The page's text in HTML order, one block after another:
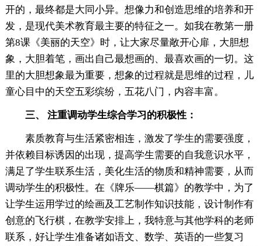
开的，最终都是大同小异。想像力和创造思维的培养和开
发，是现代美术教育最主要的特征之一。如我在教第一册
第8课《美丽的天空》时，让大家尽量敞开心扉，大胆想
象，大胆着笔，画出自己最想画的、最喜欢画的一切。这
里的大胆想象最为重要，想象的过程就是思维的过程，儿
童心目中的天空五彩缤纷，五花八门，内容丰富。
三、 注重调动学生综合学习的积极性：
素质教育与生活紧密相连，激发了学生的需要强度，
并依赖目标诱因的出现，提高学生需要的自我意识水平，
满足了学生联系生活，美化生活的物质和精神需要，从而
调动学生的积极性。在《牌乐——棋篇》的教学中，为了
让学生运用学过的绘画及工艺制作知识技能，设计制作有
创意的飞行棋，在教学安排上，我特意与其他学科的老师
联系，好让学生准备诸如语文、数学、英语的一些复习